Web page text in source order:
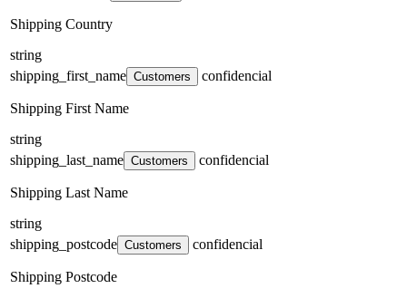
Shipping Country
string
shipping_first_name Customers confidencial
Shipping First Name
string
shipping_last_name Customers confidencial
Shipping Last Name
string
shipping_postcode Customers confidencial
Shipping Postcode